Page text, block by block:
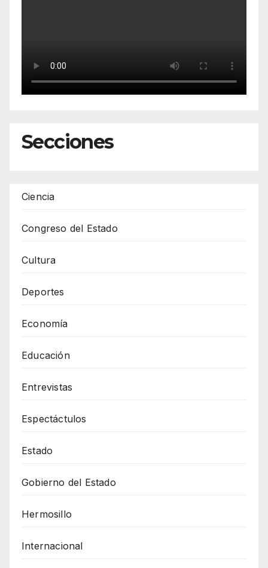
Secciones
Ciencia
Congreso del Estado
Cultura
Deportes
Economía
Educación
Entrevistas
Espectáctulos
Estado
Gobierno del Estado
Hermosillo
Internacional